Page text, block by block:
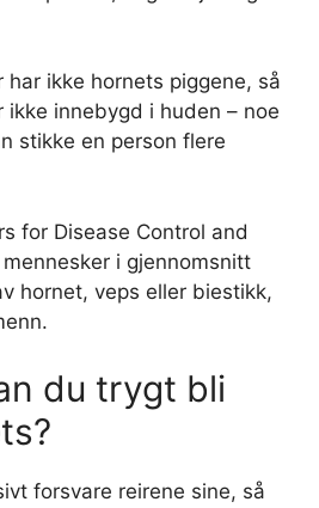
ikke hornets piggene, så
ikke innebygd i huden – noe
stikke en person flere
for Disease Control and
i gjennomsnitt
hornet, veps eller biestikk,
du trygt bli
forsvare reirene sine, så